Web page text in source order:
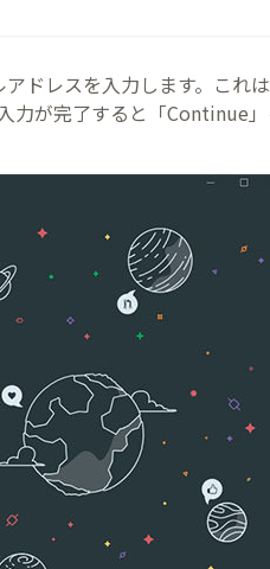
ドレスを入力します。これ
力が完了すると「Continue